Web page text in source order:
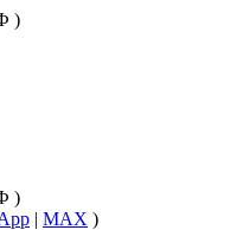
)
)
| MAX )